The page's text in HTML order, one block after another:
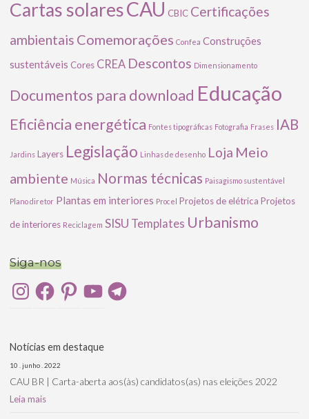
Cartas solaresCAU CBIC Certificações
ambientais Comemorações Confea Construções
sustentáveis Cores CREA Descontos Dimensionamento
Documentos para download Educação
Eficiência energética Fontes tipográficas Fotografia Frases IAB
Jardins Layers Legislação Linhas de desenho Loja Meio
ambiente Música Normas técnicas Paisagismo sustentável
Plano diretor Plantas em interiores Procel Projetos de elétrica Projetos
de interiores Reciclagem SISU Templates Urbanismo
Siga-nos
InstagramFacebookPinterestYouTubeTelegram
Notícias em destaque
10 . junho . 2022
CAU BR | Carta-aberta aos(às) candidatos(as) nas eleições 2022
Leia mais